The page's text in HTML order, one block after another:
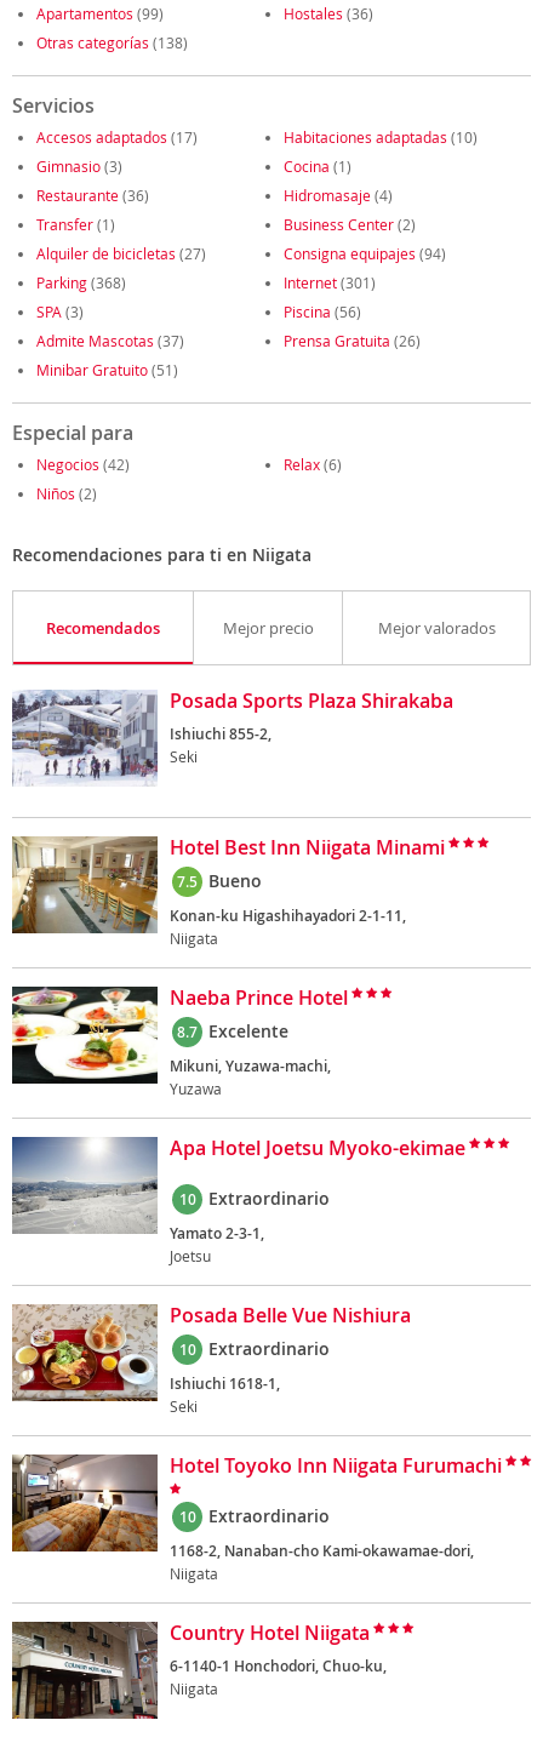
Apartamentos (99) Hostales (36)
Otras categorías (138)
Servicios
Accesos adaptados (17) Habitaciones adaptadas (10)
Gimnasio(3) Cocina (1)
Restaurante(36) Hidromasaje(4)
Transfer(1) Business Center(2)
Alquiler de bicicletas (27) Consigna equipajes (94)
Parking(368) Internet(301)
SPA (3) Piscina (56)
Admite Mascotas (37) Prensa Gratuita (26)
Minibar Gratuito(51)
Especial para
Negocios (42) Relax(6)
Niños (2)
Recomendaciones para ti en Niigata
Recomendados Mejor precio Mejor valorados
Posada Sports Plaza Shirakaba
Ishiuchi 855-2,
Seki
Hotel Best Inn Niigata Minami
7.5 Bueno
Konan-ku Higashihayadori 2-1-11,
Niigata
Naeba Prince Hotel
8.7 Excelente
Mikuni, Yuzawa-machi,
Yuzawa
Apa Hotel Joetsu Myoko-ekimae
10 Extraordinario
Yamato 2-3-1,
Joetsu
Posada Belle Vue Nishiura
10 Extraordinario
Ishiuchi 1618-1,
Seki
Hotel Toyoko Inn Niigata Furumachi
10 Extraordinario
1168-2, Nanaban-cho Kami-okawamae-dori,
Niigata
Country Hotel Niigata
6-1140-1 Honchodori, Chuo-ku,
Niigata